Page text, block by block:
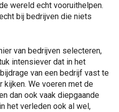
wereld echt vooruithelpen.
bij bedrijven die niets
van bedrijven selecteren,
intensiever dat in het
van een bedrijf vast te
kijken. We voeren met de
dan ook vaak diepgaande
het verleden ook al wel,